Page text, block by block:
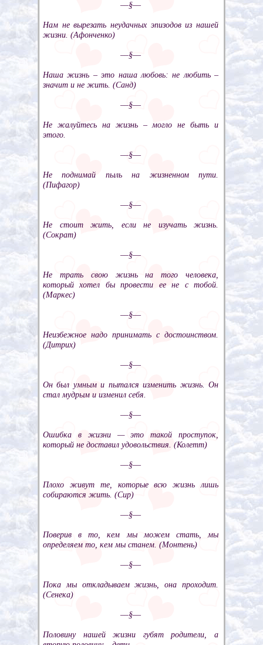
––§––
Нам не вырезать неудачных эпизодов из нашей
жизни. (Афонченко)
––§––
Наша жизнь – это наша любовь: не любить –
значит и не жить. (Санд)
––§––
Не жалуйтесь на жизнь – могло не быть и
этого.
––§––
Не поднимай пыль на жизненном пути.
(Пифагор)
––§––
Не стоит жить, если не изучать жизнь.
(Сократ)
––§––
Не трать свою жизнь на того человека,
который хотел бы провести ее не с тобой.
(Маркес)
––§––
Неизбежное надо принимать с достоинством.
(Дитрих)
––§––
Он был умным и пытался изменить жизнь. Он
стал мудрым и изменил себя.
––§––
Ошибка в жизни — это такой проступок,
который не доставил удовольствия. (Колетт)
––§––
Плохо живут те, которые всю жизнь лишь
собираются жить. (Сир)
––§––
Поверив в то, кем мы можем стать, мы
определяем то, кем мы станем. (Монтень)
––§––
Пока мы откладываем жизнь, она проходит.
(Сенека)
––§––
Половину нашей жизни губят родители, а